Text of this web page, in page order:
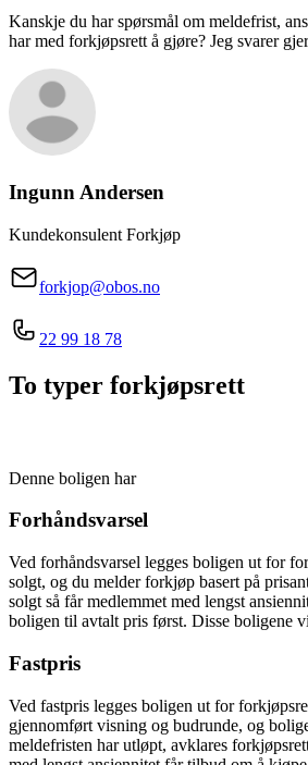
Kanskje du har spørsmål om meldefrist,
har med forkjøpsrett å gjøre? Jeg svarer
Ingunn Andersen
Kundekonsulent Forkjøp
forkjop@obos.no
22 99 18 78
To typer forkjøpsrett
Denne boligen har
Forhåndsvarsel
Ved forhåndsvarsel legges boligen ut for
solgt, og du melder forkjøp basert på
solgt så får medlemmet med lengst
boligen til avtalt pris først. Disse boligene
Fastpris
Ved fastpris legges boligen ut for
gjennomført visning og budrunde, og
meldefristen har utløpt, avklares